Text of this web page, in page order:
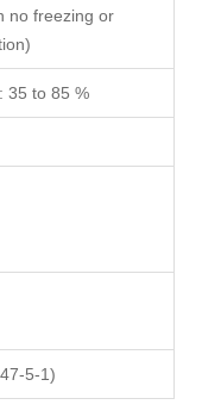
no freezing or
35 to 85 %
5-1)